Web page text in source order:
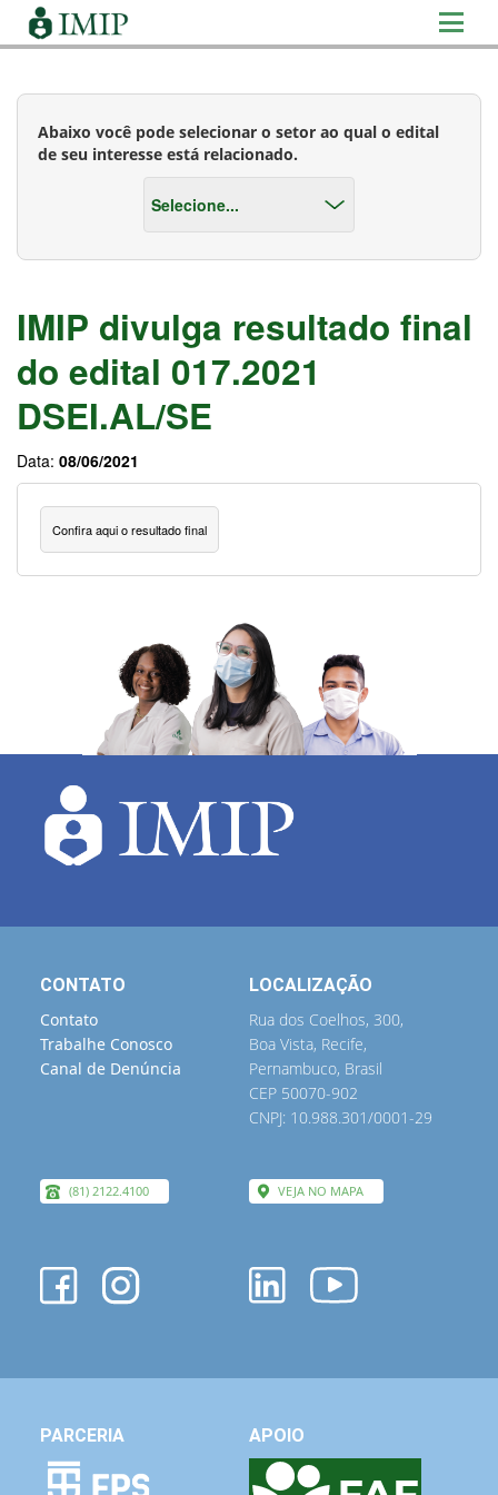
Abaixo você pode selecionar o setor ao qual o edital
de seu interesse está relacionado.
IMIP divulga resultado final
do edital 017.2021
DSEI.AL/SE
Data: 08/06/2021
Confira aqui o resultado final
CONTATO
Contato
Trabalhe Conosco
Canal de Denúncia
(81) 2122.4100
LOCALIZAÇÃO
Rua dos Coelhos, 300,
Boa Vista, Recife,
Pernambuco, Brasil
CEP 50070-902
CNPJ: 10.988.301/0001-29
VEJA NO MAPA
PARCERIA APOIO